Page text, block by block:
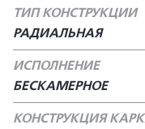
ТИП КОНСТРУКЦИИ
РАДИАЛЬНАЯ
ИСПОЛНЕНИЕ
БЕСКАМЕРНОЕ
КОНСТРУКЦИЯ